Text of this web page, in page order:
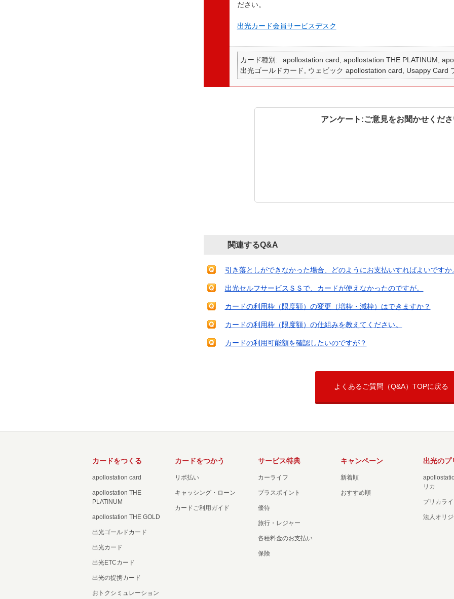
ださい。
出光カード会員サービスデスク
カード種別
apollostation card, apollostation THE PLATINUM,
出光ゴールドカード, ウェビック apollostation card, Usappy Card
アンケート:ご意見をお聞かせくだ
関連するQ&A
引き落としができなかった場合、どのようにお支払いすればよいですか
出光セルフサービスＳＳで、カードが使えなかったのですが。
カードの利用枠（限度額）の変更（増枠・減枠）はできますか？
カードの利用枠（限度額）の仕組みを教えてください。
カードの利用可能額を確認したいのですが？
よくあるご質問（Q&A）TOPに戻る
カードをつくる
apollostation card
apollostation THE
PLATINUM
apollostation THE GOLD
出光ゴールドカード
出光カード
出光ETCカード
出光の提携カード
おトクシミュレーション
カードをつかう
リボ払い
キャッシング・ローン
カードご利用ガイド
サービス特典
カーライフ
プラスポイント
優待
旅行・レジャー
各種料金のお支払い
保険
キャンペーン
新着順
おすすめ順
出光のプ
リカ
プリカラ
法人オリ